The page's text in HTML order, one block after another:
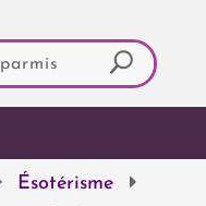
Ésotérisme